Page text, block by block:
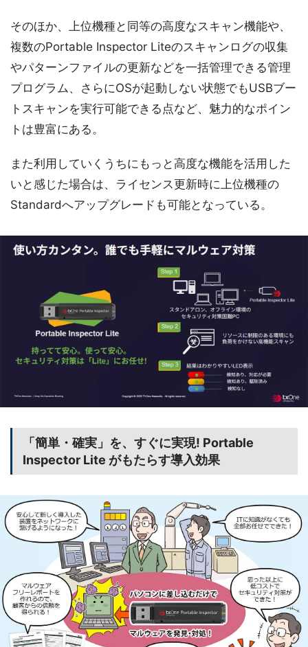
そのほか、上位機種と同等の高度なスキャン機能や、
複数のPortable Inspector Liteのスキャンログの収集
やパターンファイルの更新などを一括管理できる管理
プログラム、さらにOSが起動しない状態でもUSBブー
トスキャンを実行可能できる点など、魅力的なポイン
トは豊富にある。
また利用していくうちにもっと高度な機能を活用した
いと感じた場合は、ライセンス更新時に上位機種の
Standardへアップグレードも可能となっている。
「簡単・確実」を、すぐに実現! Portable
Inspector Lite がもたらす導入効果